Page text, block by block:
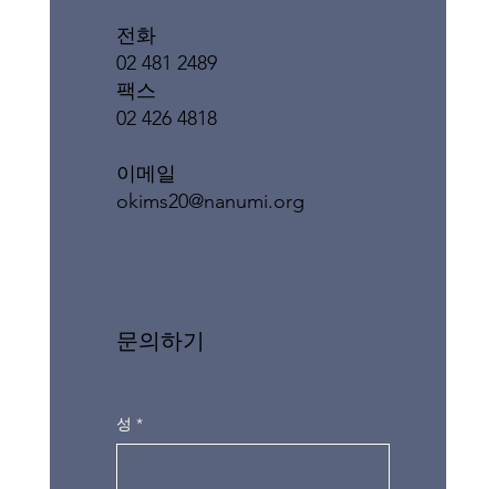
전화
02 481 2489
팩스
02 426 4818
이메일
okims20@nanumi.org
문의하기
성 *